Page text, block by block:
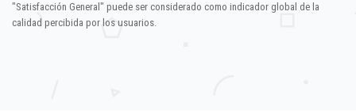
"Satisfacción General" puede ser considerado como indicador global de la
calidad percibida por los usuarios.